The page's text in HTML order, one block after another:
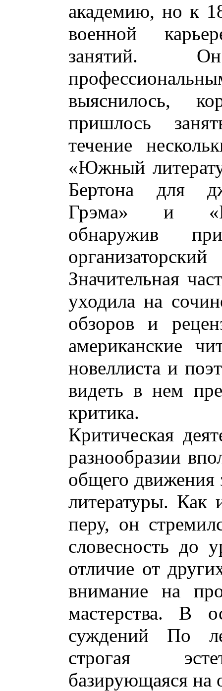
академию, но к
военной
занятий.
выяснилось,
пришлось
течение
«Южный
Бертона для
Грэма» и
обнаружив
Значительная
уходила на
обзоров и
американские
новеллиста и
видеть в нем
критика.
Критическая
разнообразии
общего движения
литературы. Как
перу, он
словесность до
отличие от
внимание на
мастерства. В
суждений По
строгая
базирующаяся на